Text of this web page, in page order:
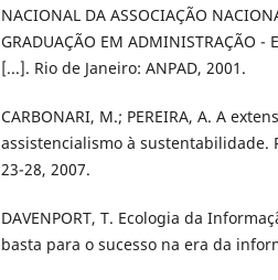
NACIONAL DA ASSOCIAÇÃO
GRADUAÇÃO EM ADMINISTRAÇÃO
[...]. Rio de Janeiro: ANPAD, 2001.
CARBONARI, M.; PEREIRA, A. A
assistencialismo à sustentabilidade.
23-28, 2007.
DAVENPORT, T. Ecologia da
basta para o sucesso na era da